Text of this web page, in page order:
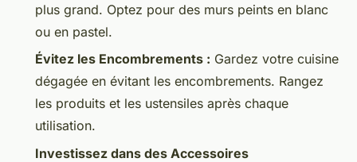
plus grand. Optez pour des murs peints en blanc
ou en pastel.
Évitez les Encombrements : Gardez votre cuisine
dégagée en évitant les encombrements. Rangez
les produits et les ustensiles après chaque
utilisation.
Investissez dans des Accessoires